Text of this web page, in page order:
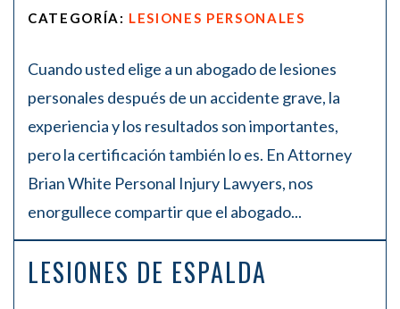
CATEGORÍA: LESIONES PERSONALES
Cuando usted elige a un abogado de lesiones
personales después de un accidente grave, la
experiencia y los resultados son importantes,
pero la certificación también lo es. En Attorney
Brian White Personal Injury Lawyers, nos
enorgullece compartir que el abogado...
LESIONES DE ESPALDA